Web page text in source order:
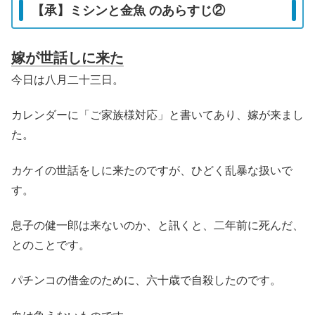
【承】ミシンと金魚 のあらすじ②
嫁が世話しに来た
今日は八月二十三日。
カレンダーに「ご家族様対応」と書いてあり、嫁が来まし
た。
カケイの世話をしに来たのですが、ひどく乱暴な扱いで
す。
息子の健一郎は来ないのか、と訊くと、二年前に死んだ、
とのことです。
パチンコの借金のために、六十歳で自殺したのです。